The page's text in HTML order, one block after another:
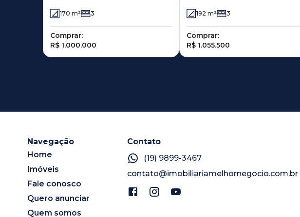
Hortolândia - SP
170 m² 3
Comprar:
R$ 1.000.000
192 m² 3
Comprar:
R$ 1.055.500
Navegação
Home
Imóveis
Fale conosco
Quero anunciar
Quem somos
Contato
(19) 9899-3467
contato@imobiliariamelhornegocio.com.br